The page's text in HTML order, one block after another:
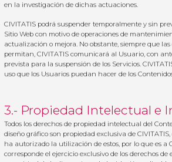
en la investigación de dichas actuaciones.
CIVITATIS podrá suspender temporalmente y sin
Sitio Web con motivo de operaciones de
actualización o mejora. No obstante, siempre que
permitan, CIVITATIS comunicará al Usuario, con
prevista para la suspensión de los Servicios.
uso que los Usuarios puedan hacer de los
3.- Propiedad Intelectual e
Todos los derechos de propiedad intelectual del
diseño gráfico son propiedad exclusiva de
ha autorizado la utilización de estos, por lo que es a
corresponde el ejercicio exclusivo de los derechos de